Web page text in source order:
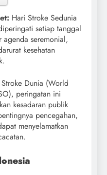
Hari Stroke Sedunia
setiap tanggal
seremonial,
kesehatan
Dunia (World
peringatan ini
kesadaran publik
pencegahan,
menyelamatkan